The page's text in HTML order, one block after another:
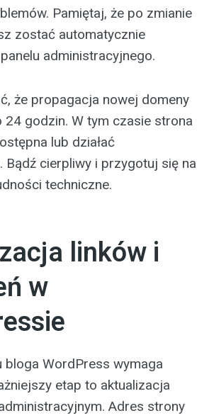
Pamiętaj, że po zmianie
zostać automatycznie
administracyjnego.
że propagacja nowej domeny
24 godzin. W tym czasie strona
lub działać
Bądź cierpliwy i przygotuj się na
techniczne.
linków i
w
bloga WordPress wymaga
etap to aktualizacja
Adres strony